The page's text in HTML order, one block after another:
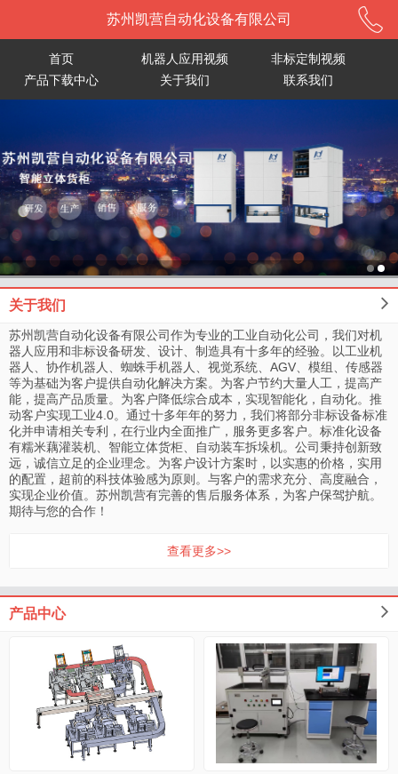
苏州凯营自动化设备有限公司
首页 机器人应用视频
非标定制视频
产品下载中心
关于我们 联系我们
关于我们
苏州凯营自动化设备有限公司作为专业的工业自动化公司，我们对机
器人应用和非标设备研发、设计、制造具有十多年的经验。以工业机
器人、协作机器人、蜘蛛手机器人、视觉系统、AGV、模组、传感器
等为基础为客户提供自动化解决方案。为客户节约大量人工，提高产
能，提高产品质量。为客户降低综合成本，实现智能化，自动化。推
动客户实现工业4.0。通过十多年年的努力，我们将部分非标设备标准
化并申请相关专利，在行业内全面推广，服务更多客户。标准化设备
有糯米藕灌装机、智能立体货柜、自动装车拆垛机。公司秉持创新致
远，诚信立足的企业理念。为客户设计方案时，以实惠的价格，实用
的配置，超前的科技体验感为原则。与客户的需求充分、高度融合，
实现企业价值。苏州凯营有完善的售后服务体系，为客户保驾护航。
期待与您的合作！
查看更多>>
产品中心